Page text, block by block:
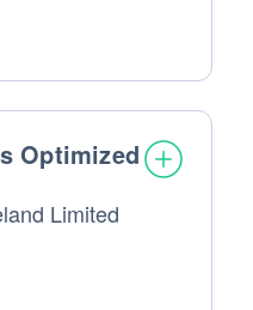
trattati:
Optimized
Limited